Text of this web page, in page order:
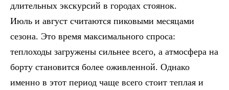
длительных экскурсий в городах стоянок.
Июль и август считаются пиковыми месяцами
сезона. Это время максимального спроса:
теплоходы загружены сильнее всего, а атмосфера на
борту становится более оживленной. Однако
именно в этот период чаще всего стоит теплая и